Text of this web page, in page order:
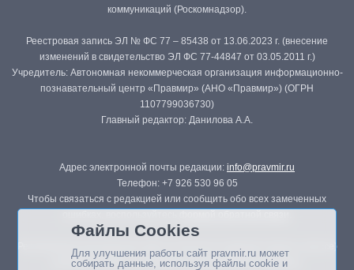
коммуникаций (Роскомнадзор).
Реестровая запись ЭЛ № ФС 77 – 85438 от 13.06.2023 г. (внесение
изменений в свидетельство ЭЛ ФС 77-44847 от 03.05.2011 г.)
Учредитель: Автономная некоммерческая организация информационно-
познавательный центр «Правмир» (АНО «Правмир») (ОГРН
1107799036730)
Главный редактор: Данилова А.А.
Адрес электронной почты редакции: info@pravmir.ru
Телефон: +7 926 530 96 05
Чтобы связаться с редакцией или сообщить обо всех замеченных
Републикация материалов сайта в печатных изданиях (книгах, прессе)
возможна только с письменного разрешения редакции.
Файлы Cookies
Для улучшения работы сайт pravmir.ru может
собирать данные, используя файлы cookie и